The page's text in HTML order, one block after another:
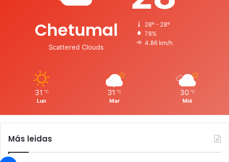
Chetumal
Scattered Clouds
28º - 28º
78%
4.86 km/h
31 ℃
Lun
31 ℃
Mar
30 ℃
Mié
Más leidas